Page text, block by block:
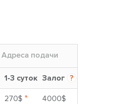
Адреса подачи
1-3 суток Залог ?
270$ * 4000$